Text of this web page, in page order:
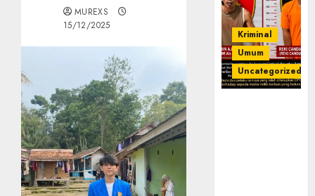
MUREXS
15/12/2025
Kriminal
Umum
Uncategorized